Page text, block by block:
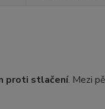
proti stlačení. Mezi